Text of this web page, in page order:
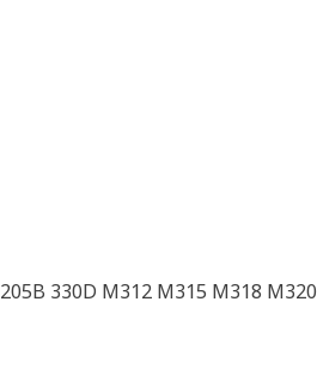
330D M312 M315 M318 M320